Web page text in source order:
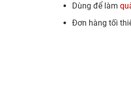
Dùng để làm
Đơn hàng tối